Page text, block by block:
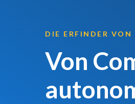
DIE ERFINDER VON
Von